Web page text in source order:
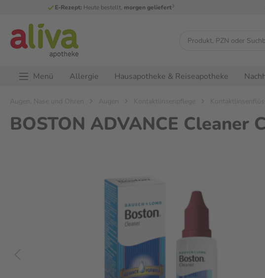
E-Rezept: Heute bestellt, morgen geliefert3
Menü Allergie Hausapotheke & Reiseapotheke
Augen, Nase und Ohren Augen Kontaktlinsenpflege
BOSTON ADVANCE Cleaner